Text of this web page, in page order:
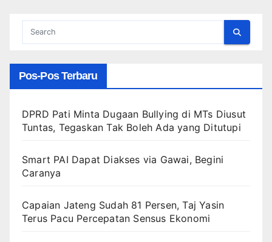
Pos-Pos Terbaru
DPRD Pati Minta Dugaan Bullying di MTs Diusut
Tuntas, Tegaskan Tak Boleh Ada yang Ditutupi
Smart PAI Dapat Diakses via Gawai, Begini
Caranya
Capaian Jateng Sudah 81 Persen, Taj Yasin
Terus Pacu Percepatan Sensus Ekonomi